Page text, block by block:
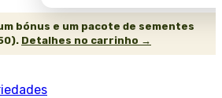
bónus e um pacote de sementes
Detalhes no carrinho →